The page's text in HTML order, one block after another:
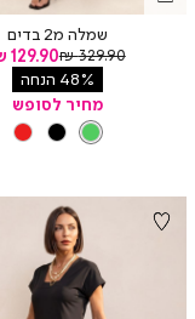
שמלה מ2 בדים
מחיר
מוצר
129.90 ₪
מחיר
רגיל
329.90 ₪
48% הנחה
מחיר לסופש
צבע
GREEN
GREEN
BLACK
RED